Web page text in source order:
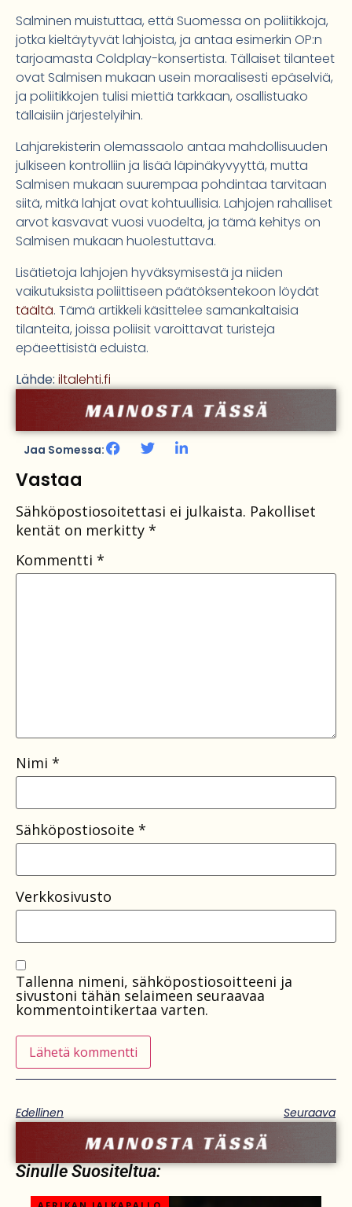
Salminen muistuttaa, että Suomessa on poliitikkoja,
jotka kieltäytyvät lahjoista, ja antaa esimerkin OP:n
tarjoamasta Coldplay-konsertista. Tällaiset tilanteet
ovat Salmisen mukaan usein moraalisesti epäselviä,
ja poliitikkojen tulisi miettiä tarkkaan, osallistuako
tällaisiin järjestelyihin.
Lahjarekisterin olemassaolo antaa mahdollisuuden
julkiseen kontrolliin ja lisää läpinäkyvyyttä, mutta
Salmisen mukaan suurempaa pohdintaa tarvitaan
siitä, mitkä lahjat ovat kohtuullisia. Lahjojen rahalliset
arvot kasvavat vuosi vuodelta, ja tämä kehitys on
Salmisen mukaan huolestuttava.
Lisätietoja lahjojen hyväksymisestä ja niiden
vaikutuksista poliittiseen päätöksentekoon löydät
täältä. Tämä artikkeli käsittelee samankaltaisia
tilanteita, joissa poliisit varoittavat turisteja
epäeettisistä eduista.
Lähde: iltalehti.fi
Jaa Somessa:
Vastaa
Sähköpostiosoitettasi ei julkaista. Pakolliset
kentät on merkitty *
Kommentti *
Nimi *
Sähköpostiosoite *
Verkkosivusto
Tallenna nimeni, sähköpostiosoitteeni ja
sivustoni tähän selaimeen seuraavaa
kommentointikertaa varten.
Edellinen Seuraava
Sinulle Suositeltua: